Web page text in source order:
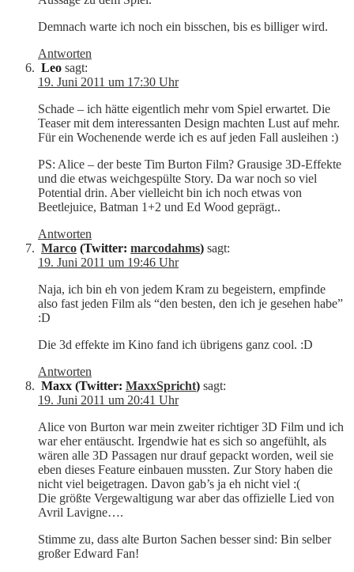
Demnach warte ich noch ein bisschen, bis es billiger wird.
Antworten
Leo sagt:
19. Juni 2011 um 17:30 Uhr
Schade – ich hätte eigentlich mehr vom Spiel erwartet. Die
Teaser mit dem interessanten Design machten Lust auf mehr.
Für ein Wochenende werde ich es auf jeden Fall ausleihen :)
PS: Alice – der beste Tim Burton Film? Grausige 3D-Effekte
und die etwas weichgespülte Story. Da war noch so viel
Potential drin. Aber vielleicht bin ich noch etwas von
Beetlejuice, Batman 1+2 und Ed Wood geprägt..
Antworten
Marco (Twitter: marcodahms) sagt:
19. Juni 2011 um 19:46 Uhr
Naja, ich bin eh von jedem Kram zu begeistern, empfinde
also fast jeden Film als “den besten, den ich je gesehen habe”
:D
Die 3d effekte im Kino fand ich übrigens ganz cool. :D
Antworten
Maxx (Twitter: MaxxSpricht) sagt:
19. Juni 2011 um 20:41 Uhr
Alice von Burton war mein zweiter richtiger 3D Film und ich
war eher entäuscht. Irgendwie hat es sich so angefühlt, als
wären alle 3D Passagen nur drauf gepackt worden, weil sie
eben dieses Feature einbauen mussten. Zur Story haben die
nicht viel beigetragen. Davon gab’s ja eh nicht viel :(
Die größte Vergewaltigung war aber das offizielle Lied von
Avril Lavigne….
Stimme zu, dass alte Burton Sachen besser sind: Bin selber
großer Edward Fan!